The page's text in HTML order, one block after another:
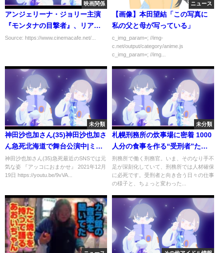
映画関係
アンジェリーナ・ジョリー主演
『モンタナの目撃者』、リアル
にこだわった舞台裏映像
Source: https://www.cinemacafe.net/...
ニュース
【画像】本田望結「この写真に
私の父と母が写っている」
c_img_param=; //img-
c.net/output/category/anime.js
c_img_param=; //img...
未分類
神田沙也加さん(35)神田沙也加さ
ん急死北海道で舞台公演中|ミュ
ージカルで脚光*アナ雪声優母は
松田聖子 シューイチ 2021年12
月19日
神田沙也加さん(35)急死最近のSNSでは元
気な姿 『アッコにおまかせ』 2021年12月
19日 https://youtu.be/9vVA...
未分類
札幌刑務所の炊事場に密着 1000
人分の食事を作る“受刑者”た
ち…更生と社会復帰を担う「刑
務官」のなり手不足が深刻化 人
材確保のための新しい取り組み
刑務所で働く刑務官。いま、そのなり手不
足が深刻化していて、刑務所では人材確保
に必死です。受刑者と向き合う日々の仕事
の様子と、ちょっと変わった...